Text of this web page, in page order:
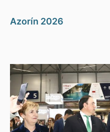
Azorín 2026